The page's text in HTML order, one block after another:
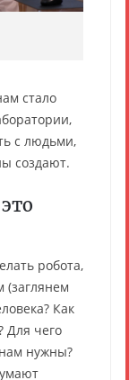
стало
с людьми,
создают.
робота,
(заглянем
Как
Для чего
нужны?